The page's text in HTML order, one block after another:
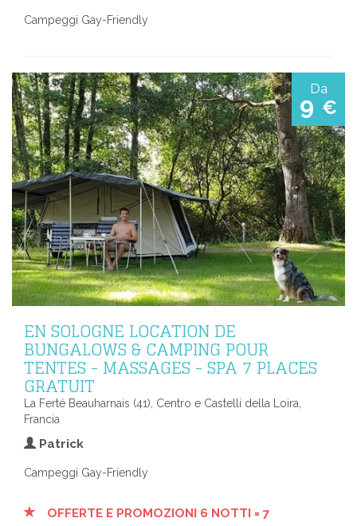
Campeggi Gay-Friendly
Da
9 €
EN SOLOGNE LOCATION DE
BUNGALOWS & CAMPING POUR
TENTES - MASSAGES - SPA 7 PLACES
GRATUIT
La Ferté Beauharnais (41), Centro e Castelli della Loira,
Francia
Patrick
Campeggi Gay-Friendly
OFFERTE E PROMOZIONI 6 NOTTI = 7